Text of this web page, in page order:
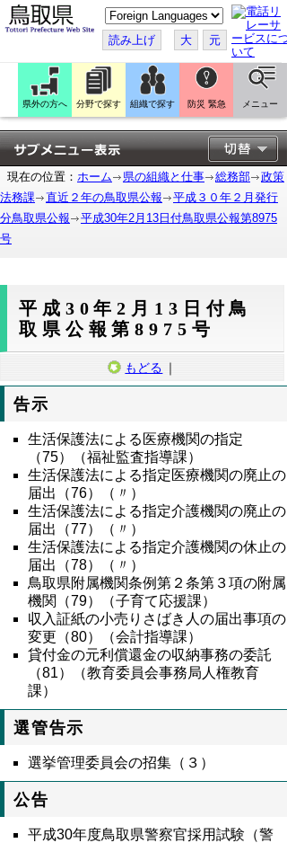
こ
の
ペ
ー
ジ
翻
訳
す
る
読み上げ 大 元
県外の方へ 分野で探す 組織で探す 防災 緊急 メニュー
現在の位置： ホーム 県の組織と仕事 総務部
政策
法務課
直近２年の鳥取県公報
平成３０年２月発行
分鳥取県公報
平成30年2月13日付鳥取県公報第8975
号
平成30年2月13日付鳥
取県公報第8975号
もどる ｜
告示
生活保護法による医療機関の指定
（75）（福祉監査指導課）
生活保護法による指定医療機関の廃止の
届出（76）（〃）
生活保護法による指定介護機関の廃止の
届出（77）（〃）
生活保護法による指定介護機関の休止の
届出（78）（〃）
鳥取県附属機関条例第２条第３項の附属
機関（79）（子育て応援課）
収入証紙の小売りさばき人の届出事項の
変更（80）（会計指導課）
貸付金の元利償還金の収納事務の委託
（81）（教育委員会事務局人権教育
課）
選管告示
選挙管理委員会の招集（３）
公告
平成30年度鳥取県警察官採用試験（警